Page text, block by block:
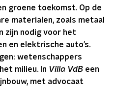
groene toekomst. Op de
materialen, zoals metaal
zijn nodig voor het
en elektrische auto’s.
wetenschappers
milieu. In Villa VdB een
met advocaat